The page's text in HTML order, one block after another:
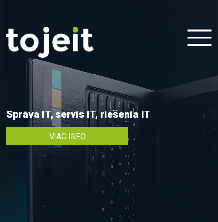
Správa IT, servis IT, riešenia IT
VIAC INFO